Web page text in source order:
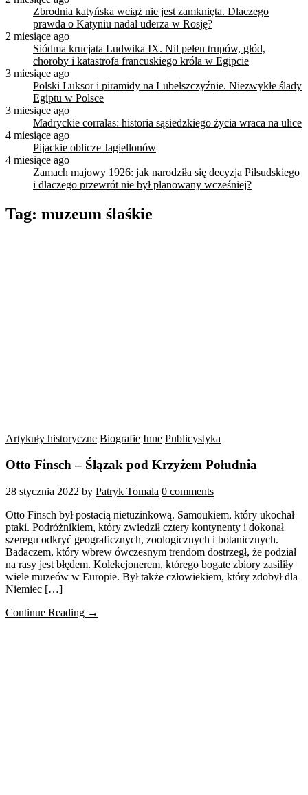
Zbrodnia katyńska wciąż nie jest zamknięta. Dlaczego
prawda o Katyniu nadal uderza w Rosję?
2 miesiące ago
Siódma krucjata Ludwika IX. Nil pełen trupów, głód,
choroby i katastrofa francuskiego króla w Egipcie
3 miesiące ago
Polski Luksor i piramidy na Lubelszczyźnie. Niezwykłe ślady
Egiptu w Polsce
3 miesiące ago
Madryckie corralas: historia sąsiedzkiego życia wraca na ulice
4 miesiące ago
Pijackie oblicze Jagiellonów
4 miesiące ago
Zamach majowy 1926: jak narodziła się decyzja Piłsudskiego
i dlaczego przewrót nie był planowany wcześniej?
Tag: muzeum ślaśkie
Artykuły historyczne Biografie Inne Publicystyka
Otto Finsch – Ślązak pod Krzyżem Południa
28 stycznia 2022 by Patryk Tomala 0 comments
Otto Finsch był postacią nietuzinkową. Samoukiem, który ukochał
ptaki. Podróżnikiem, który zwiedził cztery kontynenty i dokonał
szeregu odkryć geograficznych, zoologicznych i botanicznych.
Badaczem, który wbrew ówczesnym trendom dostrzegł, że podział
na rasy jest błędem. Kolekcjonerem, którego bogate zbiory zasiliły
wiele muzeów w Europie. Był także człowiekiem, który zdobył dla
Niemiec […]
Continue Reading →